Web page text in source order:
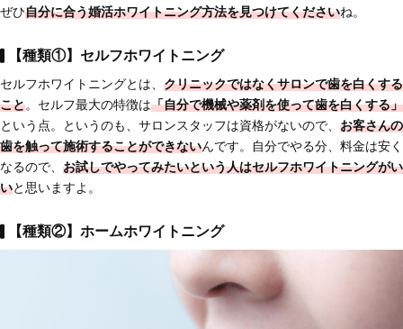
ぜひ自分に合う婚活ホワイトニング方法を見つけてくださいね。
【種類①】セルフホワイトニング
セルフホワイトニングとは、 クリニックではなくサロンで歯を白くする
こと。セルフ最大の特徴は「自分で機械や薬剤を使って歯を白くする」
という点。というのも、サロンスタッフは資格がないので、 お客さんの
歯を触って施術することができないんです。自分でやる分、料金は安く
なるので、 お試しでやってみたいという人はセルフホワイトニングがい
いと思いますよ。
【種類②】ホームホワイトニング